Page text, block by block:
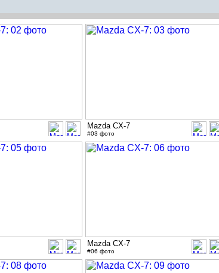
Mazda CX-7
#03 фото
Mazda CX-7
#06 фото